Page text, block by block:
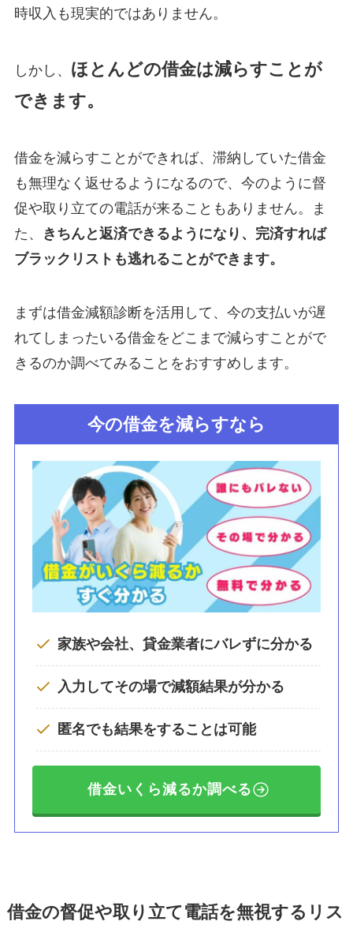
時収入も現実的ではありません。
しかし、 ほとんどの借金は減らすことが
できます。
借金を減らすことができれば、滞納していた借金
も無理なく返せるようになるので、今のように督
促や取り立ての電話が来ることもありません。ま
た、
きちんと返済できるようになり、完済すれば
ブラックリストも逃れることができます。
まずは借金減額診断を活用して、今の支払いが遅
れてしまったいる借金をどこまで減らすことがで
きるのか調べてみることをおすすめします。
今の借金を減らすなら
家族や会社、貸金業者にバレずに分かる
入力してその場で減額結果が分かる
匿名でも結果をすることは可能
借金いくら減るか調べる
借金の督促や取り立て電話を無視するリス